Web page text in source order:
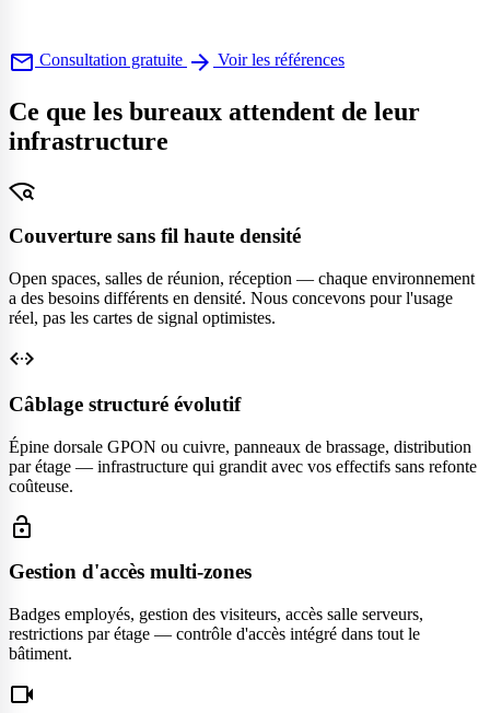
mail Consultation gratuite arrow_forward Voir les références
Ce que les bureaux attendent de leur
infrastructure
wifi_find
Couverture sans fil haute densité
Open spaces, salles de réunion, réception — chaque environnement
a des besoins différents en densité. Nous concevons pour l'usage
réel, pas les cartes de signal optimistes.
settings_ethernet
Câblage structuré évolutif
Épine dorsale GPON ou cuivre, panneaux de brassage, distribution
par étage — infrastructure qui grandit avec vos effectifs sans refonte
coûteuse.
lock_open
Gestion d'accès multi-zones
Badges employés, gestion des visiteurs, accès salle serveurs,
restrictions par étage — contrôle d'accès intégré dans tout le
bâtiment.
videocam